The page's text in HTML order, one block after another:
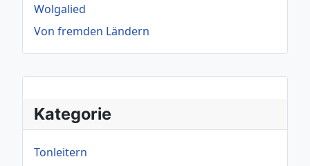
Kategorie
Tonleitern
Wolgalied
Von fremden Ländern